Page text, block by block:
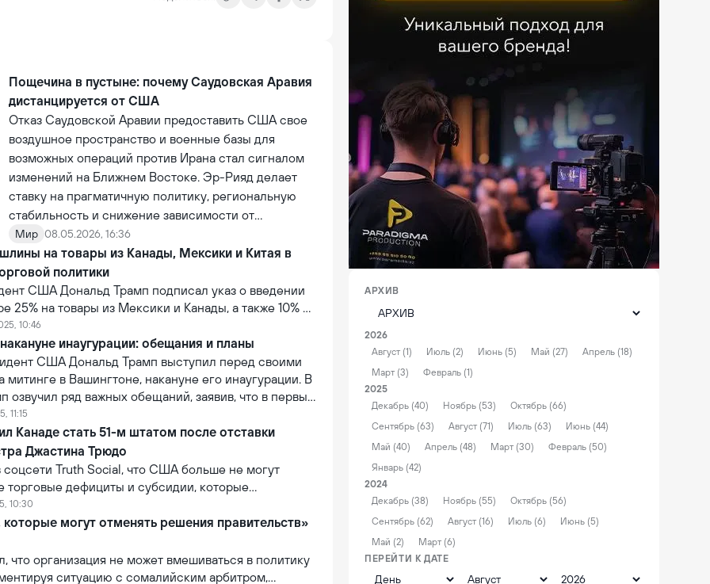
Пощечина в пустыне: почему Саудовская Аравия
дистанцируется от США
Отказ Саудовской Аравии предоставить США свое
воздушное пространство и военные базы для
возможных операций против Ирана стал сигналом
изменений на Ближнем Востоке. Эр-Рияд делает
ставку на прагматичную политику, региональную
стабильность и снижение зависимости от
Вашингтона, усиливая сотрудничество с новыми
центрами силы, включая Китай и БРИКС.
Мир 08.05.2026, 16:36
на товары из Канады, Мексики и Китая в
политики
США Дональд Трамп подписал указ о введении
25% на товары из Мексики и Канады, а также 10% на
Об этом сообщила пресс-секретарь президента
10:46
инаугурации: обещания и планы
США Дональд Трамп выступил перед своими
митинге в Вашингтоне, накануне его инаугурации. В
озвучил ряд важных обещаний, заявив, что в первый
подпишет множество указов, которые
Америки.
11:15
Канаде стать 51-м штатом после отставки
Джастина Трюдо
соцсети Truth Social, что США больше не могут
торговые дефициты и субсидии, которые
выживания Канады. Многие канадцы хотели бы стать
Он отметил, что Джастин Трюдо знал это и подал в
10:30
могут отменять решения правительств»
что организация не может вмешиваться в политику
ситуацию с сомалийским арбитром,
АРХИВ
2026
Август (1)
Июль (2) Июнь (5) Май (27)
Апрель (18)
Март (3)
Февраль (1)
2025
Декабрь (40)
Ноябрь (53)
Октябрь (66)
Сентябрь (63)
Август (71) Июль (63)
Июнь (44)
Май (40)
Апрель (48) Март (30)
Февраль (50)
Январь (42)
2024
Декабрь (38)
Ноябрь (55)
Октябрь (56)
Сентябрь (62)
Август (16) Июль (6)
Июнь (5)
Май (2)
Март (6)
ПЕРЕЙТИ К ДАТЕ